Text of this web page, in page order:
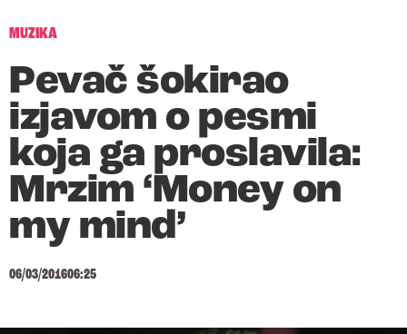
MUZIKA
Pevač šokirao
izjavom o pesmi
koja ga proslavila:
Mrzim ‘Money on
my mind’
06/03/201606:25